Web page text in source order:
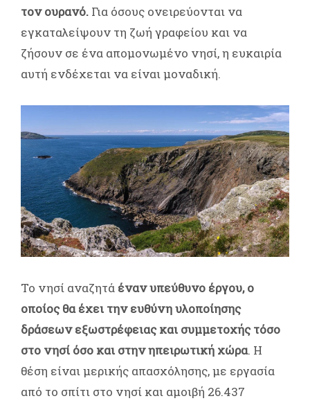
τον ουρανό. Για όσους ονειρεύονται να
εγκαταλείψουν τη ζωή γραφείου και να
ζήσουν σε ένα απομονωμένο νησί, η ευκαιρία
αυτή ενδέχεται να είναι μοναδική.
Το νησί αναζητά έναν υπεύθυνο έργου, ο
οποίος θα έχει την ευθύνη υλοποίησης
δράσεων εξωστρέφειας και συμμετοχής τόσο
στο νησί όσο και στην ηπειρωτική χώρα. Η
θέση είναι μερικής απασχόλησης, με εργασία
από το σπίτι στο νησί και αμοιβή 26.437